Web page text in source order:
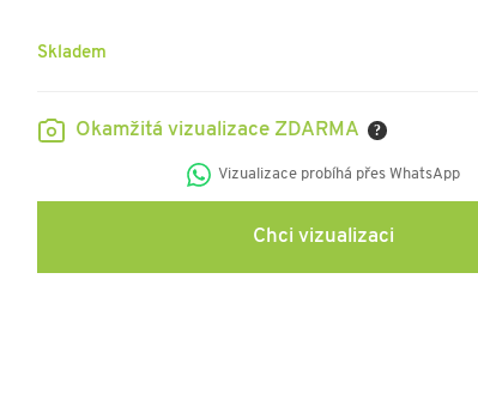
Skladem
Okamžitá vizualizace ZDARMA ?
Vizualizace probíhá přes WhatsApp
Chci vizualizaci